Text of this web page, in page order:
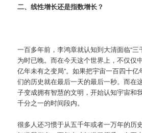
二、线性增长还是指数增长？
一百多年前，李鸿章就认知到大清面临“三
为时已晚。而在今天这个世界上，不仅仅
亿年未有之变局”。如果把宇宙一百四十
们的历史就在最后一天的最后一秒。而在
子变成拥有智慧的文明，开始认知宇宙和
千分之一的时间段内。
很多人还习惯于从五千年或者一万年的历